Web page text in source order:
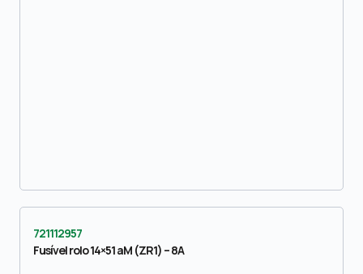
721112957
Fusível rolo 14×51 aM (ZR1) – 8A